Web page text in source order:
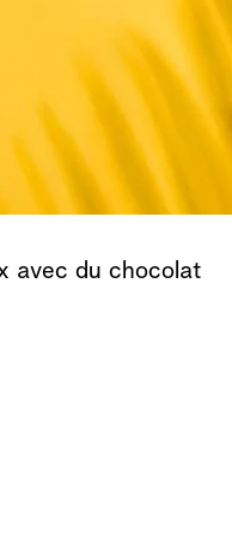
avec du chocolat